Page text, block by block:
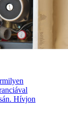
Hívjon